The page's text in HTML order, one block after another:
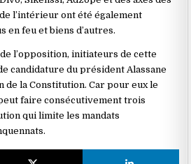
l’intérieur ont été également
en feu et biens d’autres.
l’opposition, initiateurs de cette
candidature du président Alassane
de la Constitution. Car pour eux le
faire consécutivement trois
qui limite les mandats